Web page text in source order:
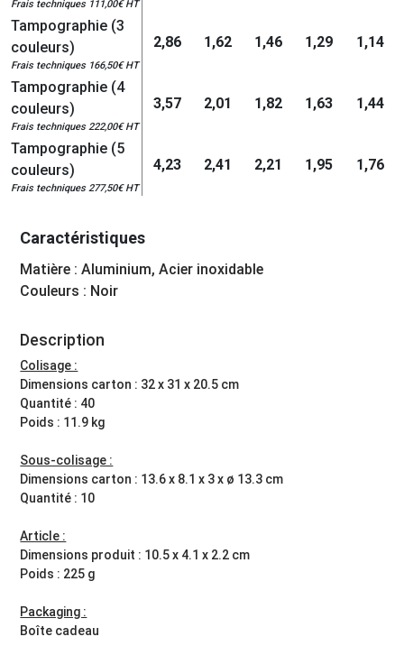
Frais techniques 111,00€ HT
Tampographie (3
couleurs)
Frais techniques 166,50€ HT
2,86 1,62 1,46 1,29 1,14
Tampographie (4
couleurs)
Frais techniques 222,00€ HT
3,57 2,01 1,82 1,63 1,44
Tampographie (5
couleurs)
Frais techniques 277,50€ HT
4,23 2,41 2,21 1,95 1,76
Caractéristiques
Matière : Aluminium, Acier inoxidable
Couleurs : Noir
Description
Colisage :
Dimensions carton : 32 x 31 x 20.5 cm
Quantité : 40
Poids : 11.9 kg
Sous-colisage :
Dimensions carton : 13.6 x 8.1 x 3 x ø 13.3 cm
Quantité : 10
Article :
Dimensions produit : 10.5 x 4.1 x 2.2 cm
Poids : 225 g
Packaging :
Boîte cadeau